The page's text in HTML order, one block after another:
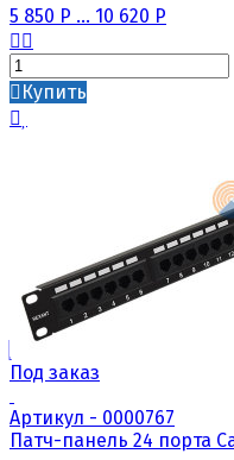
5 850 Р ... 10 620 Р
Купить
Под заказ
Артикул - 0000767
Патч-панель 24 порта